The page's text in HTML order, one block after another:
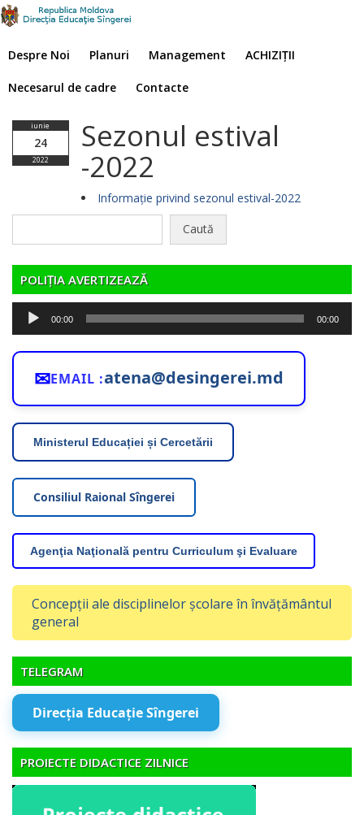
Despre Noi Planuri Management ACHIZIȚII
Necesarul de cadre Contacte
iunie
24
2022
Sezonul estival
-2022
Informație privind sezonul estival-2022
POLIȚIA AVERTIZEAZĂ
Player
audio
00:00 00:00
✉EMAIL :atena@desingerei.md
Ministerul Educației și Cercetării
Consiliul Raional Sîngerei
Agenţia Naţională pentru Curriculum şi Evaluare
Concepții ale disciplinelor școlare în învățământul
general
TELEGRAM
Direcția Educație Sîngerei
PROIECTE DIDACTICE ZILNICE